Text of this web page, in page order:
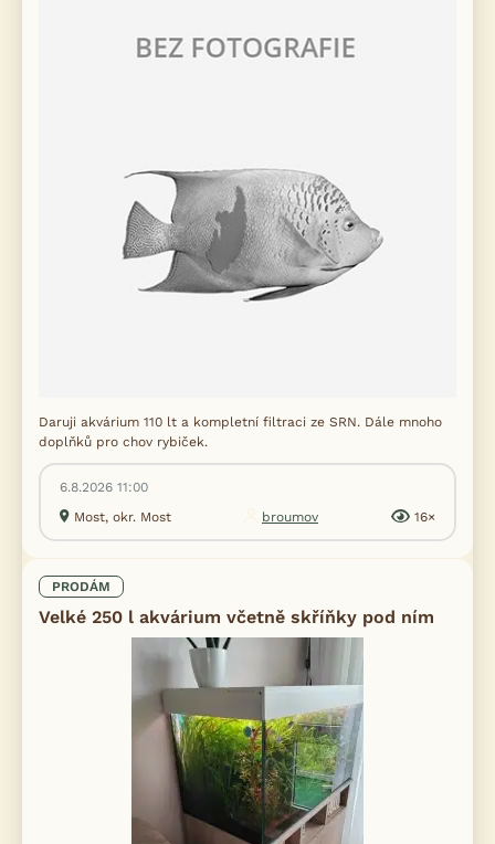
Daruji akvárium 110 lt a kompletní filtraci ze SRN. Dále mnoho
doplňků pro chov rybiček.
6.8.2026 11:00
Most, okr. Most
broumov 16×
PRODÁM
Velké 250 l akvárium včetně skříňky pod ním